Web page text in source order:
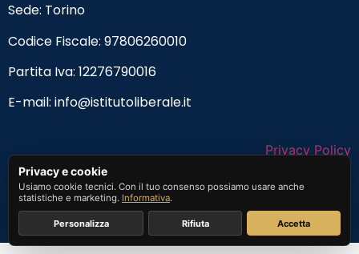
Sede: Torino
Codice Fiscale: 97806260010
Partita Iva: 12276790016
E-mail: info@istitutoliberale.it
Privacy Policy
Termini e Condizioni
Privacy e cookie
Usiamo cookie tecnici. Con il tuo consenso possiamo usare anche
statistiche e marketing. Informativa.
Personalizza Rifiuta Accetta